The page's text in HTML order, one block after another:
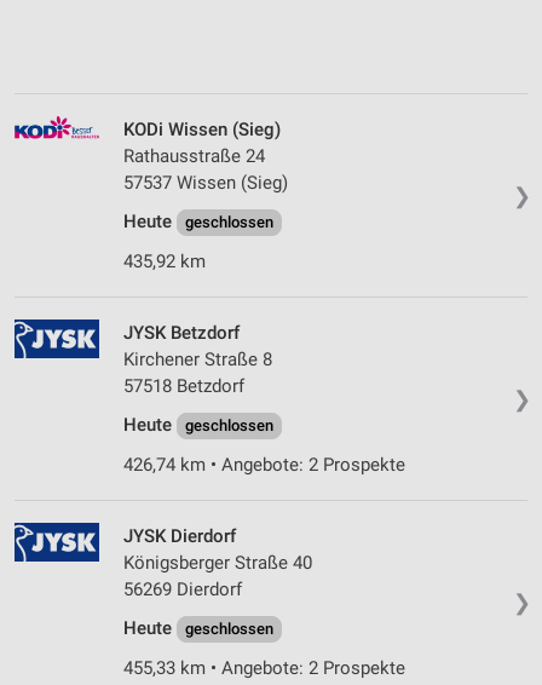
❯
KODi Wissen (Sieg)
Rathausstraße 24
57537 Wissen (Sieg)
Heute
geschlossen
435,92 km
❯
JYSK Betzdorf
Kirchener Straße 8
57518 Betzdorf
Heute
geschlossen
426,74 km • Angebote: 2 Prospekte
❯
JYSK Dierdorf
Königsberger Straße 40
56269 Dierdorf
Heute
geschlossen
455,33 km • Angebote: 2 Prospekte